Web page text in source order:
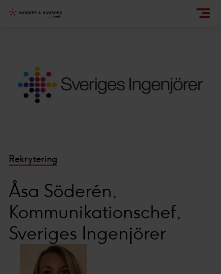
Rekrytering
Åsa Söderén,
Kommunikationschef,
Sveriges Ingenjörer